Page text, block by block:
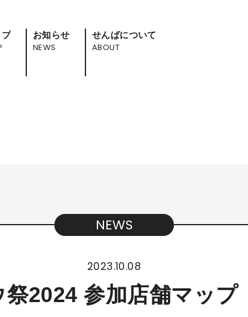
お知らせ
NEWS
せんばについて
ABOUT
NEWS
2023.10.08
祭2024 参加店舗マップ